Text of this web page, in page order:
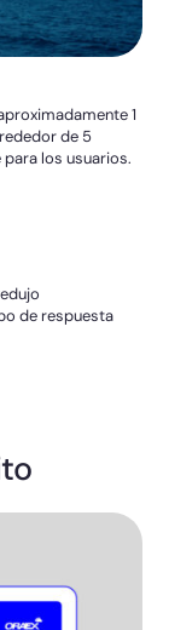
1
de 5
para los usuarios.
de respuesta